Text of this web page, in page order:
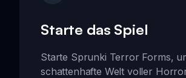
Starte das Spiel
Starte Sprunki Terror Forms,
schattenhafte Welt voller